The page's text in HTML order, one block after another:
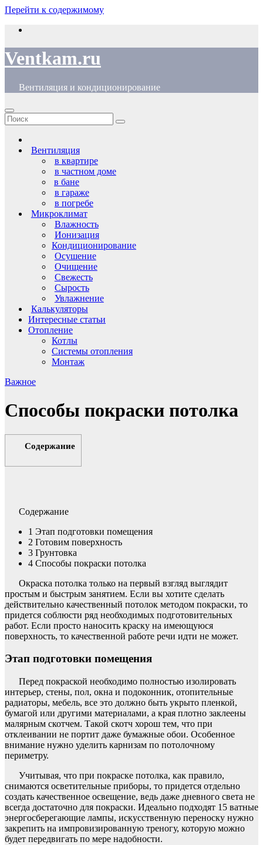
Перейти к содержимому
Ventkam.ru
Вентиляция и кондиционирование
Вентиляция
в квартире
в частном доме
в бане
в гараже
в погребе
Микроклимат
Влажность
Ионизация
Кондиционирование
Осушение
Очищение
Свежесть
Сырость
Увлажнение
Калькуляторы
Интересные статьи
Отопление
Котлы
Системы отопления
Монтаж
Важное
Способы покраски потолка
Содержание
Содержание
1 Этап подготовки помещения
2 Готовим поверхность
3 Грунтовка
4 Способы покраски потолка
Окраска потолка только на первый взгляд выглядит
простым и быстрым занятием. Если вы хотите сделать
действительно качественный потолок методом покраски, то
придется соблюсти ряд необходимых подготовительных
работ. Если просто наносить краску на имеющуюся
поверхность, то качественной работе речи идти не может.
Этап подготовки помещения
Перед покраской необходимо полностью изолировать
интерьер, стены, пол, окна и подоконник, отопительные
радиаторы, мебель, все это должно быть укрыто пленкой,
бумагой или другими материалами, а края плотно заклеены
малярным скотчем. Такой скотч хорош тем, что при
отклеивании не портит даже бумажные обои. Особенное
внимание нужно уделить карнизам по потолочному
периметру.
Учитывая, что при покраске потолка, как правило,
снимаются осветительные приборы, то придется отдельно
создать качественное освещение, ведь даже дневного света не
всегда достаточно для покраски. Идеально подходят 15 ватные
энергосберегающие лампы, искусственную переноску нужно
закрепить на импровизированную треногу, которую можно
будет передвигать по мере надобности.